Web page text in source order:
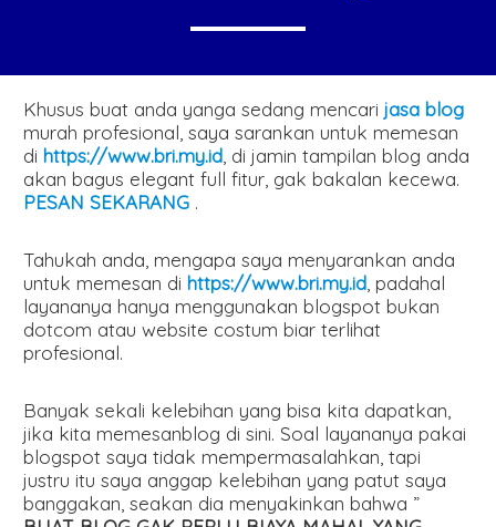
Khusus buat anda yanga sedang mencarijasa blog
murah profesional, saya sarankan untuk memesan
dihttps://www.bri.my.id , di jamin tampilan blog anda
akan bagus elegant full fitur, gak bakalan kecewa.
PESAN SEKARANG .
Tahukah anda, mengapa saya menyarankan anda
untuk memesan dihttps://www.bri.my.id , padahal
layananya hanya menggunakan blogspot bukan
dotcom atau website costum biar terlihat
profesional.
Banyak sekali kelebihan yang bisa kita dapatkan,
jika kita memesanblog di sini. Soal layananya pakai
blogspot saya tidak mempermasalahkan, tapi
justru itu saya anggap kelebihan yang patut saya
banggakan, seakan dia menyakinkan bahwa ”